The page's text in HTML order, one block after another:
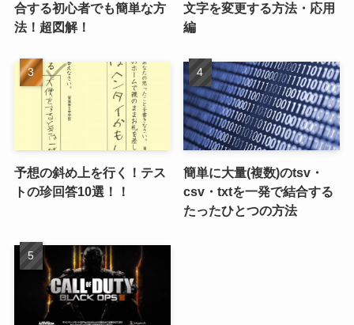
合する初心者でも簡単な方
法！超図解！
文字を変更する方法・応用
編
予想の斜め上を行く！テス
トの珍回答10選！！
簡単に大量(複数)のtsv・
csv・txtを一発で結合する
たったひとつの方法